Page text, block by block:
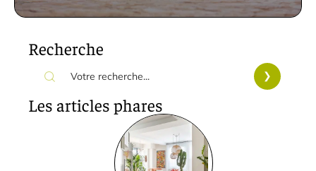
Recherche
Les articles phares